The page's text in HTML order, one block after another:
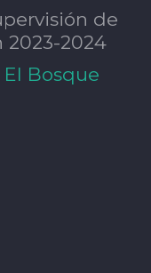
de
2023-2024
Bosque